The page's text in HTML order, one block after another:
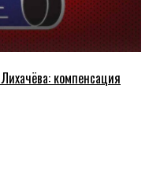
компенсация